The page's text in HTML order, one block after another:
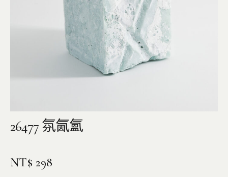
26477 氛氤氳
NT$ 298